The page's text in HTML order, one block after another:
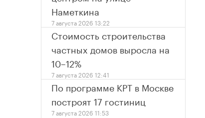
Наметкина
7 августа 2026 13:22
Стоимость строительства
частных домов выросла на
10–12%
7 августа 2026 12:41
По программе КРТ в Москве
построят 17 гостиниц
7 августа 2026 11:53